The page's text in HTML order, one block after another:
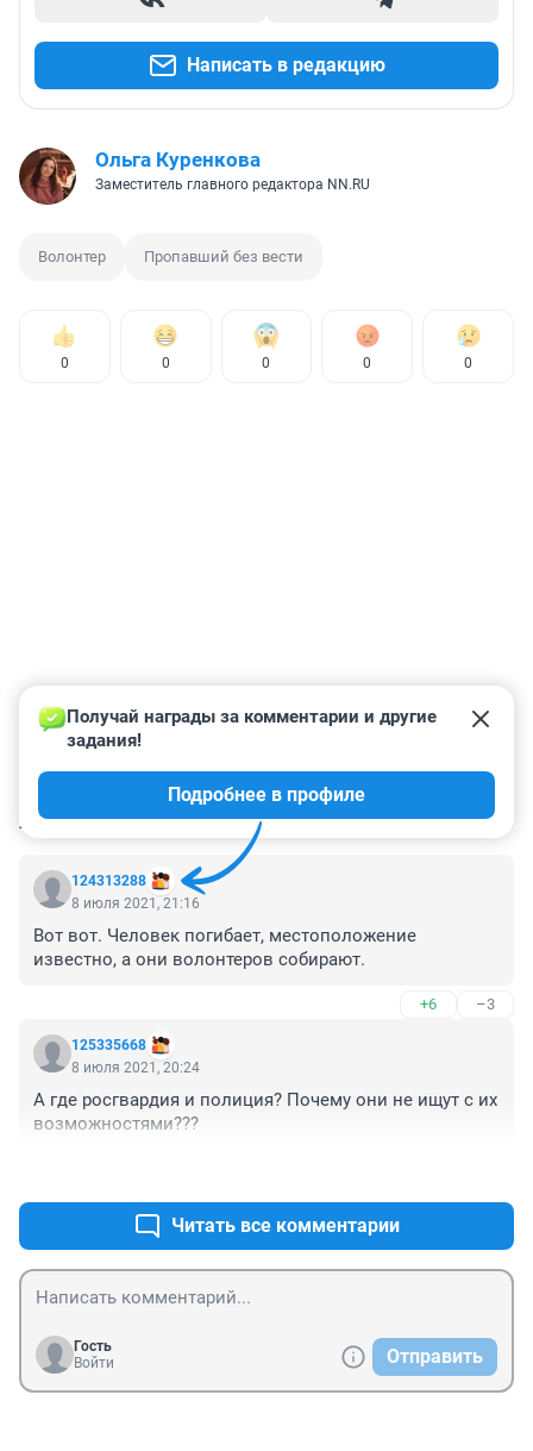
Написать в редакцию
Ольга Куренкова
Заместитель главного редактора NN.RU
Волонтер Пропавший без вести
0 0 0 0 0
КОММЕНТАРИИ 10
124313288
Получай награды за комментарии и другие
задания!
Подробнее в профиле
8 июля 2021, 21:16
Вот вот. Человек погибает, местоположение
известно, а они волонтеров собирают.
+6 –3
125335668
8 июля 2021, 20:24
А где росгвардия и полиция? Почему они не ищут с их
возможностями???
Читать все комментарии
Гость
Войти
Отправить